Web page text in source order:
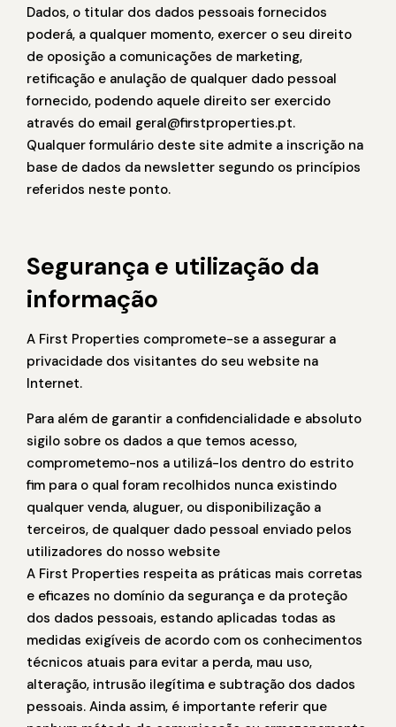
Dados, o titular dos dados pessoais fornecidos
poderá, a qualquer momento, exercer o seu direito
de oposição a comunicações de marketing,
retificação e anulação de qualquer dado pessoal
fornecido, podendo aquele direito ser exercido
através do email geral@firstproperties.pt.
Qualquer formulário deste site admite a inscrição na
base de dados da newsletter segundo os princípios
referidos neste ponto.
Segurança e utilização da
informação
A First Properties compromete-se a assegurar a
privacidade dos visitantes do seu website na
Internet.
Para além de garantir a confidencialidade e absoluto
sigilo sobre os dados a que temos acesso,
comprometemo-nos a utilizá-los dentro do estrito
fim para o qual foram recolhidos nunca existindo
qualquer venda, aluguer, ou disponibilização a
terceiros, de qualquer dado pessoal enviado pelos
utilizadores do nosso website
A First Properties respeita as práticas mais corretas
e eficazes no domínio da segurança e da proteção
dos dados pessoais, estando aplicadas todas as
medidas exigíveis de acordo com os conhecimentos
técnicos atuais para evitar a perda, mau uso,
alteração, intrusão ilegítima e subtração dos dados
pessoais. Ainda assim, é importante referir que